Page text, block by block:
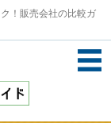
！販売会社の比較ガ